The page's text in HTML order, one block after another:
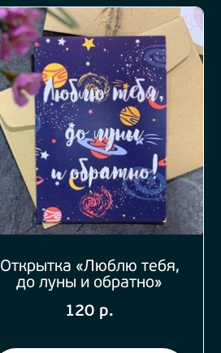
Открытка «Люблю тебя,
до луны и обратно»
120 р.